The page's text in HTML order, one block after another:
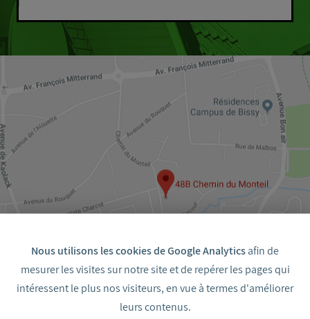
Nous utilisons les cookies de Google Analyticsafin de
mesurer les visites sur notre site et de repérer les pages qui
intéressent le plus nos visiteurs, en vue à termes d'améliorer
leurs contenus.
48 bis Chemin du Monteil 33700 Mérignac